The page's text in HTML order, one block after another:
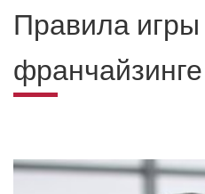
Правила
франчайзинге